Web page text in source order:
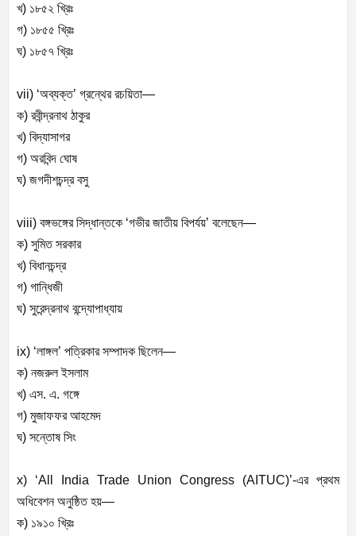
খ) ১৮৫২ খ্রিঃ
গ) ১৮৫৫ খ্রিঃ
ঘ) ১৮৫৭ খ্রিঃ
vii) ‘অব্যক্ত’ গ্রন্থের রচয়িতা—
ক) রবীন্দ্রনাথ ঠাকুর
খ) বিদ্যাসাগর
গ) অরবিন্দ ঘোষ
ঘ) জগদীশচন্দ্র বসু
viii) বঙ্গভঙ্গের সিদ্ধান্তকে ‘গভীর জাতীয় বিপর্যয়’ বলেছেন—
ক) সুমিত সরকার
খ) বিধানচন্দ্র
গ) গান্ধিজী
ঘ) সুরেন্দ্রনাথ বন্দ্যোপাধ্যায়
ix) ‘লাঙ্গল’ পত্রিকার সম্পাদক ছিলেন—
ক) নজরুল ইসলাম
খ) এস. এ. গঙ্গে
গ) মুজাফফর আহমেদ
ঘ) সন্তোষ সিং
x) ‘All India Trade Union Congress (AITUC)’-এর প্রথম
অধিবেশন অনুষ্ঠিত হয়—
ক) ১৯১০ খ্রিঃ